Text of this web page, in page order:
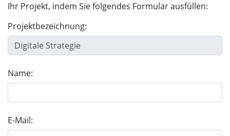
Ihr Projekt, indem Sie folgendes Formular ausfüllen:
Projektbezeichnung:
Name:
E-Mail: